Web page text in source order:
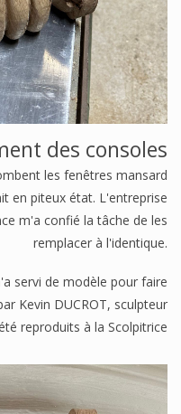
des consoles
les fenêtres mansard
en piteux état. L'entreprise
m'a confié la tâche de les
remplacer à l'identique.
servi de modèle pour faire
Kevin DUCROT, sculpteur
reproduits à la Scolpitrice